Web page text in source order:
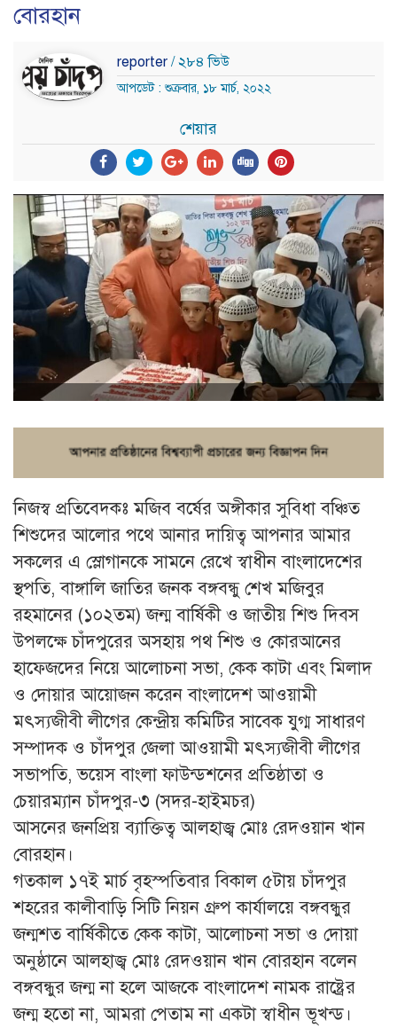
বোরহান
reporter / ২৮৪ ভিউ
আপডেট : শুক্রবার, ১৮ মার্চ, ২০২২
শেয়ার
নিজস্ব প্রতিবেদকঃ মজিব বর্ষের অঙ্গীকার সুবিধা বঞ্চিত
শিশুদের আলোর পথে আনার দায়িত্ব আপনার আমার
সকলের এ স্লোগানকে সামনে রেখে স্বাধীন বাংলাদেশের
স্থপতি, বাঙ্গালি জাতির জনক বঙ্গবন্ধু শেখ মজিবুর
রহমানের (১০২তম) জন্ম বার্ষিকী ও জাতীয় শিশু দিবস
উপলক্ষে চাঁদপুরের অসহায় পথ শিশু ও কোরআনের
হাফেজদের নিয়ে আলোচনা সভা, কেক কাটা এবং মিলাদ
ও দোয়ার আয়োজন করেন বাংলাদেশ আওয়ামী
মৎস্যজীবী লীগের কেন্দ্রীয় কমিটির সাবেক যুগ্ম সাধারণ
সম্পাদক ও চাঁদপুর জেলা আওয়ামী মৎস্যজীবী লীগের
সভাপতি, ভয়েস বাংলা ফাউন্ডশনের প্রতিষ্ঠাতা ও
চেয়ারম্যান চাঁদপুর-৩ (সদর-হাইমচর)
আসনের জনপ্রিয় ব্যাক্তিত্ব আলহাজ্ব মোঃ রেদওয়ান খান
বোরহান।
গতকাল ১৭ই মার্চ বৃহস্পতিবার বিকাল ৫টায় চাঁদপুর
শহরের কালীবাড়ি সিটি নিয়ন গ্রুপ কার্যালয়ে বঙ্গবন্ধুর
জন্মশত বার্ষিকীতে কেক কাটা, আলোচনা সভা ও দোয়া
অনুষ্ঠানে আলহাজ্ব মোঃ রেদওয়ান খান বোরহান বলেন
বঙ্গবন্ধুর জন্ম না হলে আজকে বাংলাদেশ নামক রাষ্ট্রের
জন্ম হতো না, আমরা পেতাম না একটা স্বাধীন ভূখন্ড।